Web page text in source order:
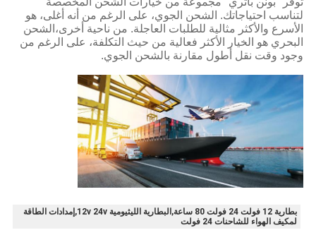
لتناسب احتياجاتك. الشحن الجوي، على الرغم من أنه أغلى، هو
الأسرع والأكثر مثالية للطلبات العاجلة. من ناحية أخرى،الشحن
البحري هو الخيار الأكثر فعالية من حيث التكلفة، على الرغم من
وجود وقت نقل أطول مقارنة بالشحن الجوي.
بطارية 12 فولت 24 فولت 80 ساعة,البطارية الليثيومية 12v 24v,إمدادات الطاقة
لمكيف الهواء للشاحنات 24 فولت